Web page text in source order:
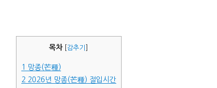
목차 감추기
1
망종(芒種)
2 2026년 망종(芒種) 절입시간